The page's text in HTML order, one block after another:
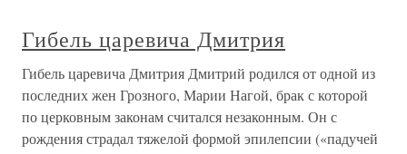
Гибель царевича Дмитрия
Гибель царевича Дмитрия Дмитрий родился от одной из
последних жен Грозного, Марии Нагой, брак с которой
по церковным законам считался незаконным. Он с
рождения страдал тяжелой формой эпилепсии («падучей